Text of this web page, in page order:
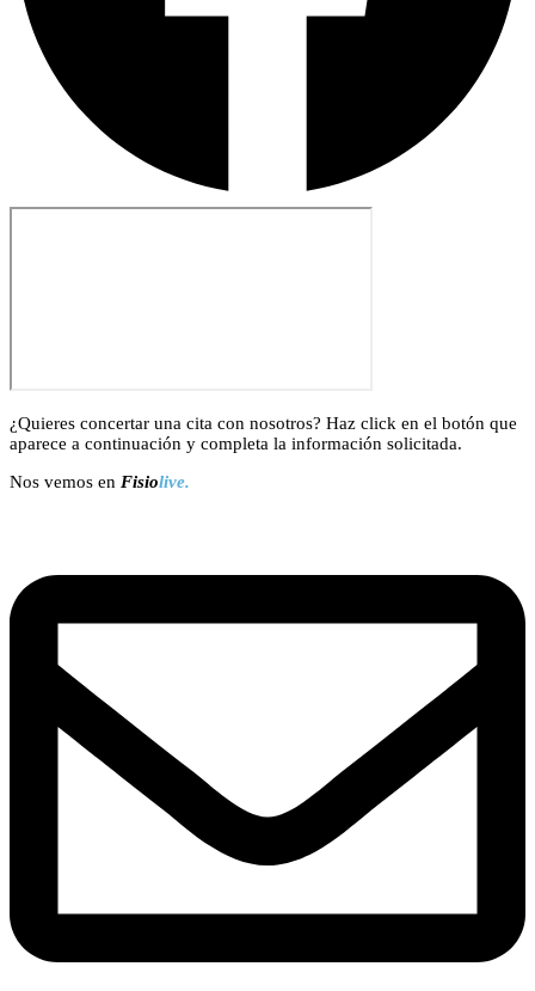
¿Quieres concertar una cita con nosotros? Haz click en el botón que
aparece a continuación y completa la información solicitada.
Nos vemos en Fisiolive.